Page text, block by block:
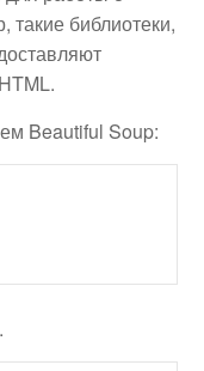
такие библиотеки,
Beautiful Soup: